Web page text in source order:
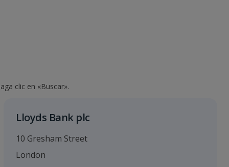
clic en «Buscar».
Lloyds Bank plc
10 Gresham Street
London